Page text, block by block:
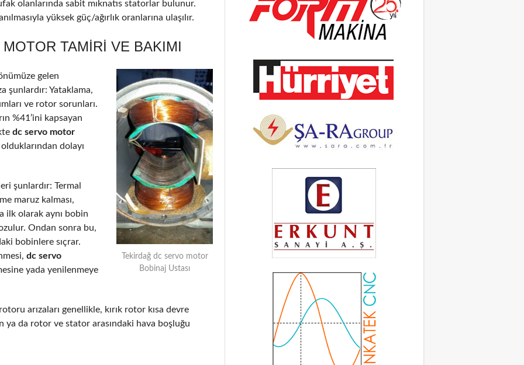
olanlarında sabit mıknatıs statorlar bulunur.
yüksek güç/ağırlık oranlarına ulaşılır.
TAMIRI VE BAKIMI
Tekirdağ dc servo motor
Bobinaj Ustası
gelen
şunlardır: Yataklama,
ve rotor sorunları.
%41’ini kapsayan
dc servo motor
dolayı
şunlardır: Termal
maruz kalması,
ilk olarak aynı bobin
Ondan sonra bu,
bobinlere sıçrar.
dc servo
yada yenilenmeye
rotoru arızaları genellikle, kırık rotor kısa devre
ya da rotor ve stator arasındaki hava boşluğu